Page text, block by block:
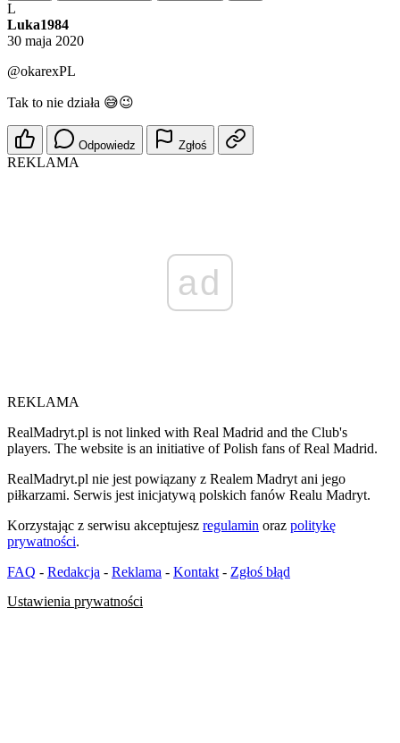
L
Luka1984
30 maja 2020
@okarexPL
Tak to nie działa 😅😉
Odpowiedz Zgłoś
REKLAMA
ad
REKLAMA
RealMadryt.pl is not linked with Real Madrid and the Club's
players. The website is an initiative of Polish fans of Real Madrid.
RealMadryt.pl nie jest powiązany z Realem Madryt ani jego
piłkarzami. Serwis jest inicjatywą polskich fanów Realu Madryt.
Korzystając z serwisu akceptujesz regulamin oraz politykę
prywatności.
FAQ - Redakcja - Reklama - Kontakt - Zgłoś błąd
Ustawienia prywatności